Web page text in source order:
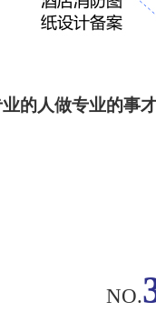
的人做专业的事
NO.